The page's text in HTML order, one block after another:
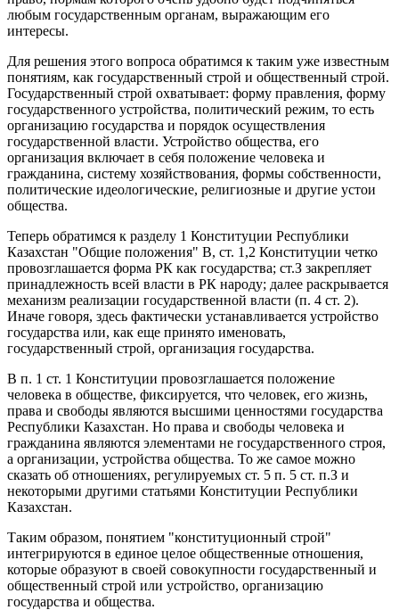
любым государственным органам, выражающим его
интересы.
Для решения этого вопроса обратимся к таким уже известным
понятиям, как государственный строй и общественный строй.
Государственный строй охватывает: форму правления, форму
государственного устройства, политический режим, то есть
организацию государства и порядок осуществления
государственной власти. Устройство общества, его
организация включает в себя положение человека и
гражданина, систему хозяйствования, формы собственности,
политические идеологические, религиозные и другие устои
общества.
Теперь обратимся к разделу 1 Конституции Республики
Казахстан "Общие положения" В, ст. 1,2 Конституции четко
провозглашается форма РК как государства; ст.З закрепляет
принадлежность всей власти в РК народу; далее раскрывается
механизм реализации государственной власти (п. 4 ст. 2).
Иначе говоря, здесь фактически устанавливается устройство
государства или, как еще принято именовать,
государственный строй, организация государства.
В п. 1 ст. 1 Конституции провозглашается положение
человека в обществе, фиксируется, что человек, его жизнь,
права и свободы являются высшими ценностями государства
Республики Казахстан. Но права и свободы человека и
гражданина являются элементами не государственного строя,
а организации, устройства общества. То же самое можно
сказать об отношениях, регулируемых ст. 5 п. 5 ст. п.З и
некоторыми другими статьями Конституции Республики
Казахстан.
Таким образом, понятием "конституционный строй"
интегрируются в единое целое общественные отношения,
которые образуют в своей совокупности государственный и
общественный строй или устройство, организацию
государства и общества.